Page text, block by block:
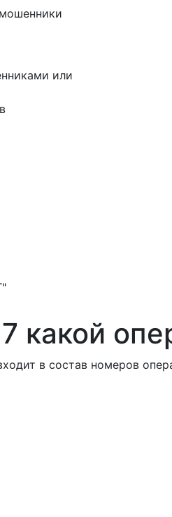
или
какой
в состав номеров